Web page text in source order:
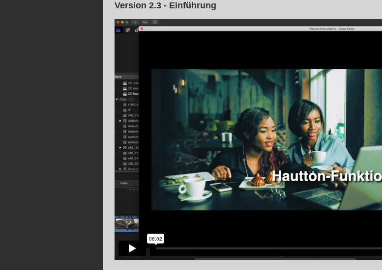
Version 2.3 - Einführung